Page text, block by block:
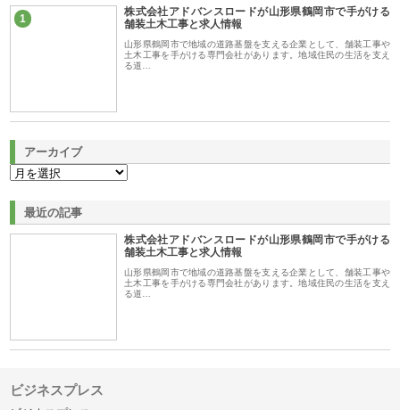
1
株式会社アドバンスロードが山形県鶴岡市で手がける
舗装土木工事と求人情報
山形県鶴岡市で地域の道路基盤を支える企業として、舗装工事や
土木工事を手がける専門会社があります。地域住民の生活を支え
る道…
アーカイブ
最近の記事
株式会社アドバンスロードが山形県鶴岡市で手がける
舗装土木工事と求人情報
山形県鶴岡市で地域の道路基盤を支える企業として、舗装工事や
土木工事を手がける専門会社があります。地域住民の生活を支え
る道…
ビジネスプレス